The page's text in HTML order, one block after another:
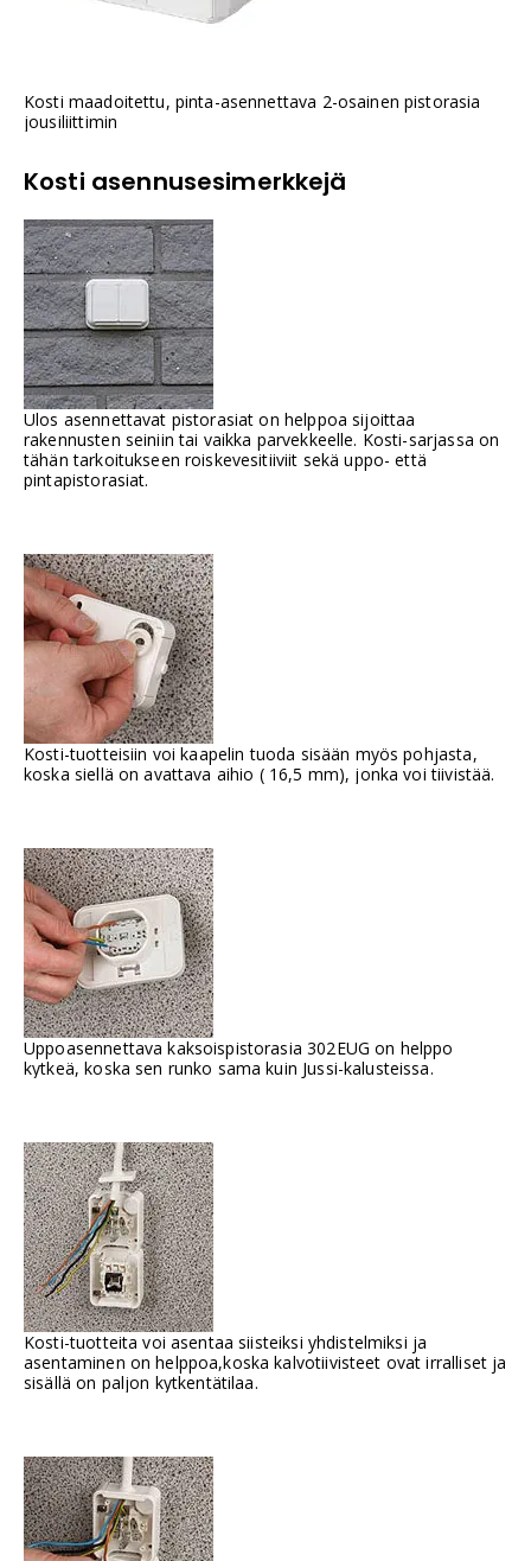
Kosti maadoitettu, pinta-asennettava 2-osainen pistorasia
jousiliittimin
Kosti asennusesimerkkejä
Ulos asennettavat pistorasiat on helppoa sijoittaa
rakennusten seiniin tai vaikka parvekkeelle. Kosti-sarjassa on
tähän tarkoitukseen roiskevesitiiviit sekä uppo- että
pintapistorasiat.
Kosti-tuotteisiin voi kaapelin tuoda sisään myös pohjasta,
koska siellä on avattava aihio ( 16,5 mm), jonka voi tiivistää.
Uppoasennettava kaksoispistorasia 302EUG on helppo
kytkeä, koska sen runko sama kuin Jussi-kalusteissa.
Kosti-tuotteita voi asentaa siisteiksi yhdistelmiksi ja
asentaminen on helppoa,koska kalvotiivisteet ovat irralliset ja
sisällä on paljon kytkentätilaa.